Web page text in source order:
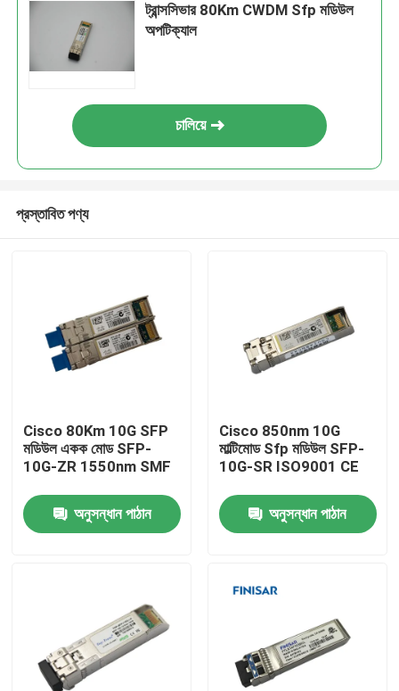
পণ্য
ট্রান্সসিভার 80Km CWDM Sfp মডিউল
অপটিক্যাল
চালিয়ে
প্রস্তাবিত পণ্য
Cisco 80Km 10G SFP
মডিউল একক মোড SFP-
10G-ZR 1550nm SMF
অনুসন্ধান পাঠান
Cisco 850nm 10G
মাল্টিমোড Sfp মডিউল SFP-
10G-SR ISO9001 CE
অনুসন্ধান পাঠান